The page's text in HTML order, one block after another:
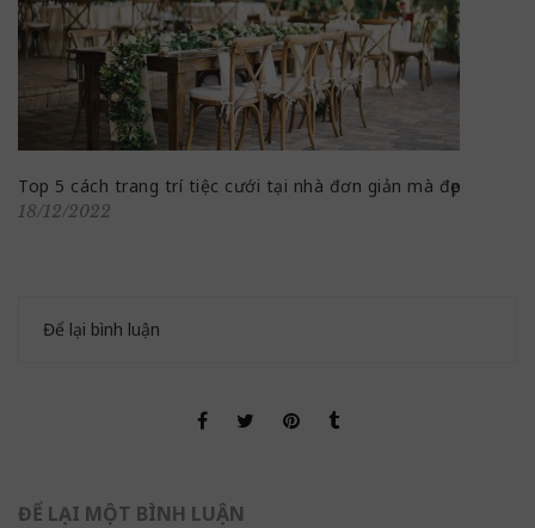
Top 5 cách trang trí tiệc cưới tại nhà đơn giản mà đẹp
18/12/2022
Để lại bình luận
ĐỂ LẠI MỘT BÌNH LUẬN